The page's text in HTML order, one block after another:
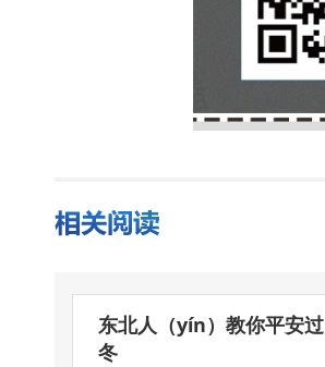
东北人（yín）教你平安过
冬